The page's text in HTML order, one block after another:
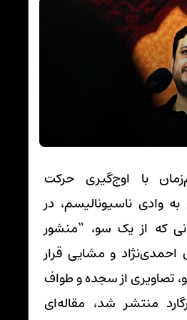
۱۳۸۹ هم‌زمان با اوج‌گیری حرکت
وادی ناسیونالیسم، در
که از یک سو، “منشور
و مشایی قرار
تصاویری از سجده و طواف
منتشر شد، مقاله‌ای